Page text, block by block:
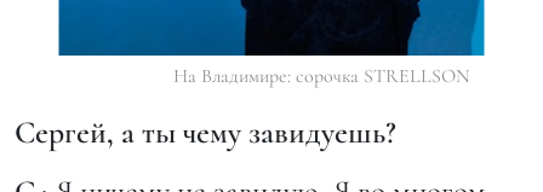
На Владимире: сорочка STRELLSON
Сергей, а ты чему завидуешь?